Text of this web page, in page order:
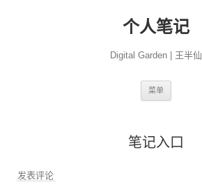
个人笔记
Digital Garden | 王半仙
菜单
笔记入口
发表评论